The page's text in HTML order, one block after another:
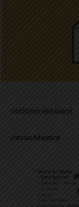
notícies del barri
Jesús Mestre